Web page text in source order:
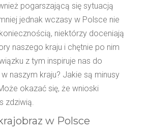
pogarszającą się sytuacją
jednak wczasy w Polsce nie
niektórzy doceniają
naszego kraju i chętnie po nim
z tym inspiruje nas do
naszym kraju? Jakie są minusy
okazać się, że wnioski
zdziwią.
w Polsce